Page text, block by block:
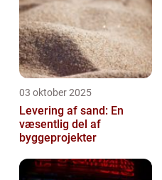
03 oktober 2025
Levering af sand: En
væsentlig del af
byggeprojekter